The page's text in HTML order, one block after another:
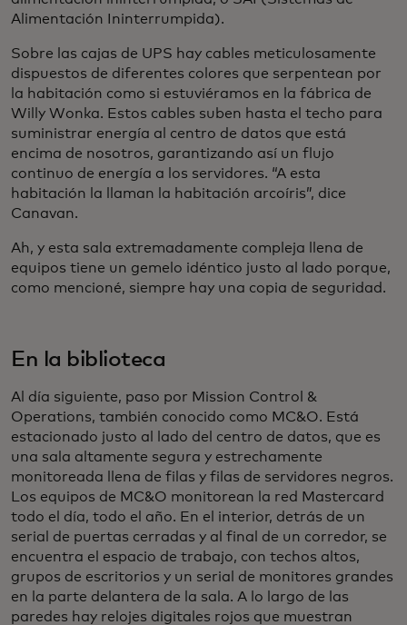
Alimentación Ininterrumpida).
Sobre las cajas de UPS hay cables meticulosamente
dispuestos de diferentes colores que serpentean por
la habitación como si estuviéramos en la fábrica de
Willy Wonka. Estos cables suben hasta el techo para
suministrar energía al centro de datos que está
encima de nosotros, garantizando así un flujo
continuo de energía a los servidores. “A esta
habitación la llaman la habitación arcoíris”, dice
Canavan.
Ah, y esta sala extremadamente compleja llena de
equipos tiene un gemelo idéntico justo al lado porque,
como mencioné, siempre hay una copia de seguridad.
En la biblioteca
Al día siguiente, paso por Mission Control &
Operations, también conocido como MC&O. Está
estacionado justo al lado del centro de datos, que es
una sala altamente segura y estrechamente
monitoreada llena de filas y filas de servidores negros.
Los equipos de MC&O monitorean la red Mastercard
todo el día, todo el año. En el interior, detrás de un
serial de puertas cerradas y al final de un corredor, se
encuentra el espacio de trabajo, con techos altos,
grupos de escritorios y un serial de monitores grandes
en la parte delantera de la sala. A lo largo de las
paredes hay relojes digitales rojos que muestran